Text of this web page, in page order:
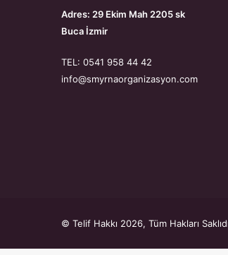
Adres: 29 Ekim Mah 2205 sk
Buca İzmir
TEL: 0541 958 44 42
info@smyrnaorganizasyon.com
© Telif Hakkı 2026, Tüm Hakları